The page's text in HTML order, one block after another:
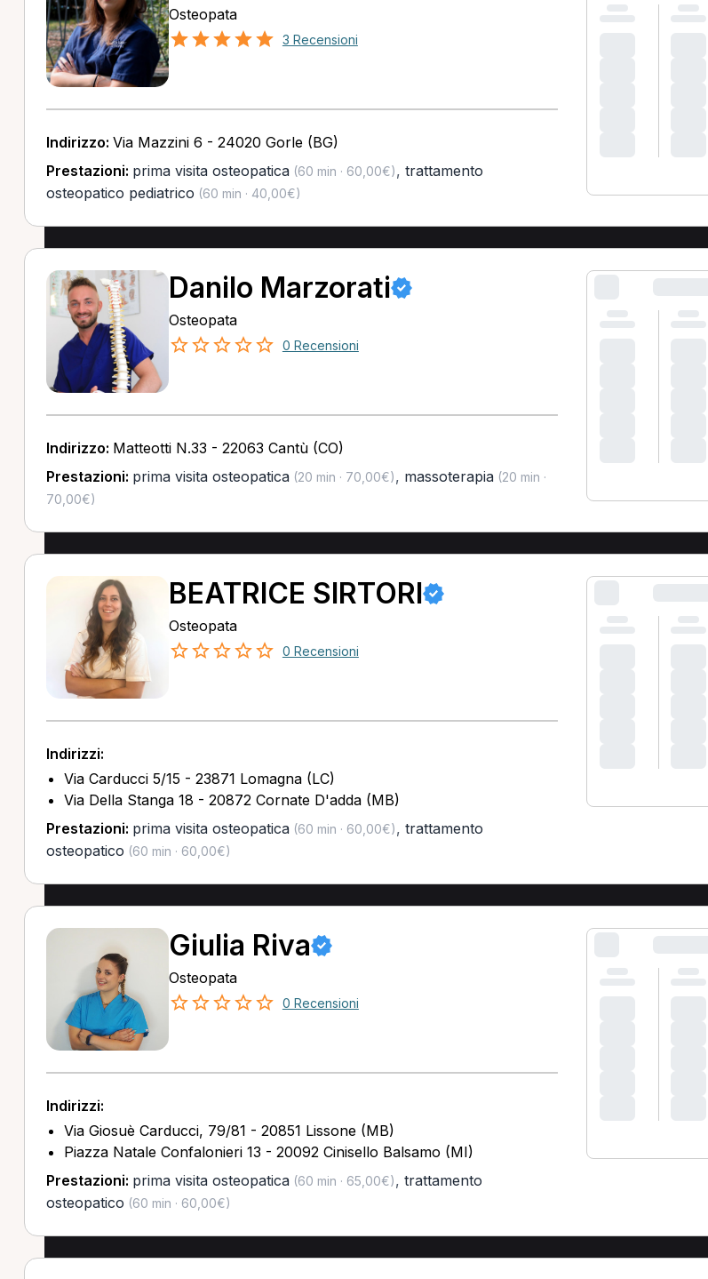
Osteopata
3 Recensioni
Indirizzo: Via Mazzini 6 - 24020 Gorle (BG)
Prestazioni: prima visita osteopatica(60 min · 60,00€), trattamento
osteopatico pediatrico (60 min · 40,00€)
Danilo Marzorati
Osteopata
0 Recensioni
Indirizzo: Matteotti N.33 - 22063 Cantù (CO)
Prestazioni: prima visita osteopatica(20 min · 70,00€), massoterapia(20 min ·
70,00€)
BEATRICE SIRTORI
Osteopata
0 Recensioni
Indirizzi:
Via Carducci 5/15 - 23871 Lomagna (LC)
Via Della Stanga 18 - 20872 Cornate D'adda (MB)
Prestazioni: prima visita osteopatica(60 min · 60,00€), trattamento
osteopatico (60 min · 60,00€)
Giulia Riva
Osteopata
0 Recensioni
Indirizzi:
Via Giosuè Carducci, 79/81 - 20851 Lissone (MB)
Piazza Natale Confalonieri 13 - 20092 Cinisello Balsamo (MI)
Prestazioni: prima visita osteopatica(60 min · 65,00€), trattamento
osteopatico (60 min · 60,00€)